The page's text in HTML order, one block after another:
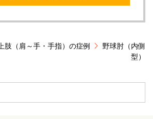
上肢（肩～手・手指）の症例
野球肘（内側
型）